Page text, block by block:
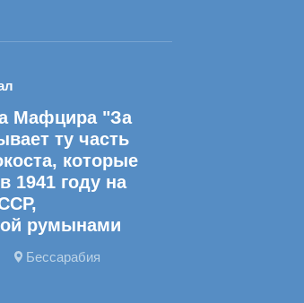
Мафцира "За
ту часть
которые
1941 году на
румынами
Бессарабия